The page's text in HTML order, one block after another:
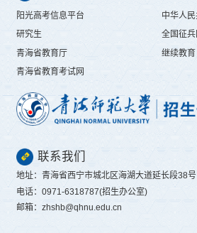
阳光高考信息平台
中华人
研究生
全国征兵
青海省教育厅
继续教育
青海省教育考试网
联系我们
地址：青海省西宁市城北区海湖大道延长段38号
电话：0971-6318787(招生办公室)
邮箱：zhshb@qhnu.edu.cn